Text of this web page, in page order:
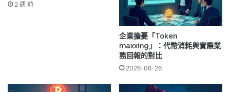
2 週 前
企業擔憂「Token
maxxing」：代幣消耗與實際業
務回報的對比
2026-06-26